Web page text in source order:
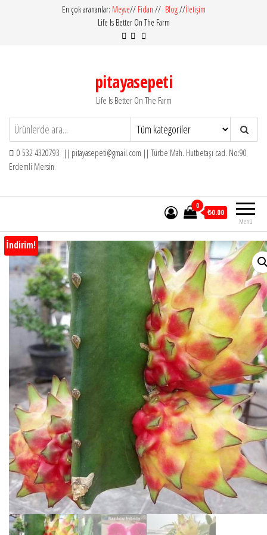
En çok arananlar: Meyve// Fidan // Blog//İletişim
Life Is Better On The Farm
pitayasepeti
Life Is Better On The Farm
0 532 4320793 || pitayasepeti@gmail.com || Türbe Mah. Hutbetaşı cad. No:90
Erdemli Mersin
Menü
0
₺0.00
İndirim!